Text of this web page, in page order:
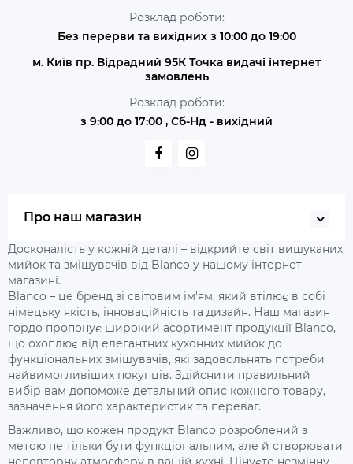
Розклад роботи:
Без перерви та вихідних з 10:00 до 19:00
м. Київ пр. Відрадний 95К Точка видачі інтернет
замовлень
Розклад роботи:
з 9:00 до 17:00 , Сб-Нд - вихідний
Про наш магазин
Досконалість у кожній деталі – відкрийте світ вишуканих
мийок та змішувачів від Blanco у нашому інтернет
магазині.
Blanco – це бренд зі світовим ім'ям, який втілює в собі
німецьку якість, інноваційність та дизайн. Наш магазин
гордо пропонує широкий асортимент продукції Blanco,
що охоплює від елегантних кухонних мийок до
функціональних змішувачів, які задовольнять потреби
найвимогливіших покупців. Здійснити правильний
вибір вам допоможе детальний опис кожного товару,
зазначення його характеристик та переваг.
Важливо, що кожен продукт Blanco розроблений з
метою не тільки бути функціональним, але й створювати